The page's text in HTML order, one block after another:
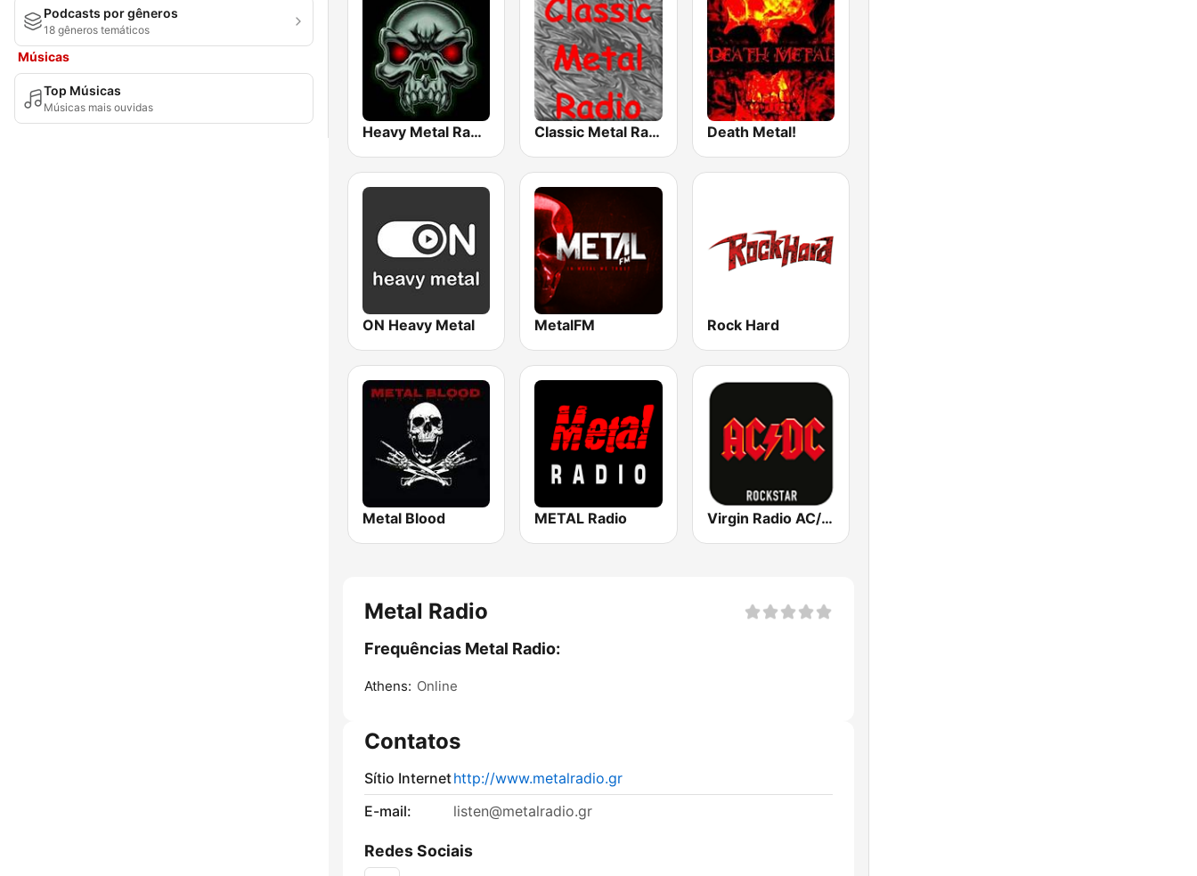
Podcasts por gêneros
18 gêneros temáticos
Músicas
Top Músicas
Músicas mais ouvidas
Heavy Metal Radio Classic Metal Radio Death Metal!
ON Heavy Metal MetalFM Rock Hard
Metal Blood METAL Radio Virgin Radio AC/DC
Metal Radio
Frequências Metal Radio:
Athens: Online
Contatos
Sítio Internethttp://www.metalradio.gr
E-mail:
listen@metalradio.gr
Redes Sociais